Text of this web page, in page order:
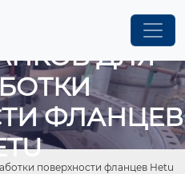
ДЛЯ
ФЛАНЦЕВ
поверхности фланцев Hetu